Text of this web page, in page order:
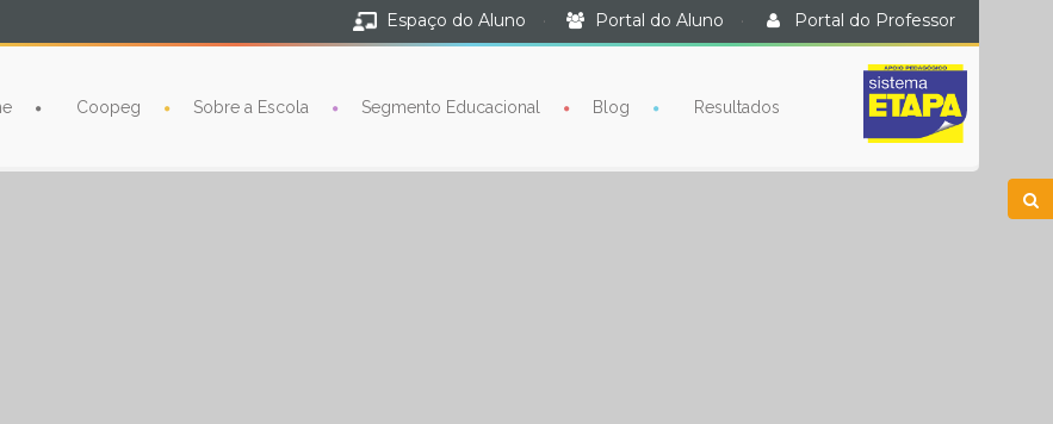
Espaço do Aluno · Portal do Aluno · Portal do Professor
Coopeg Sobre a Escola Segmento Educacional Blog Resultados